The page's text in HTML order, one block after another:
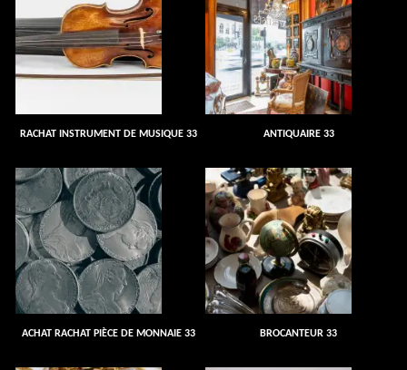
RACHAT INSTRUMENT DE MUSIQUE 33 ANTIQUAIRE 33
ACHAT RACHAT PIÈCE DE MONNAIE 33 BROCANTEUR 33